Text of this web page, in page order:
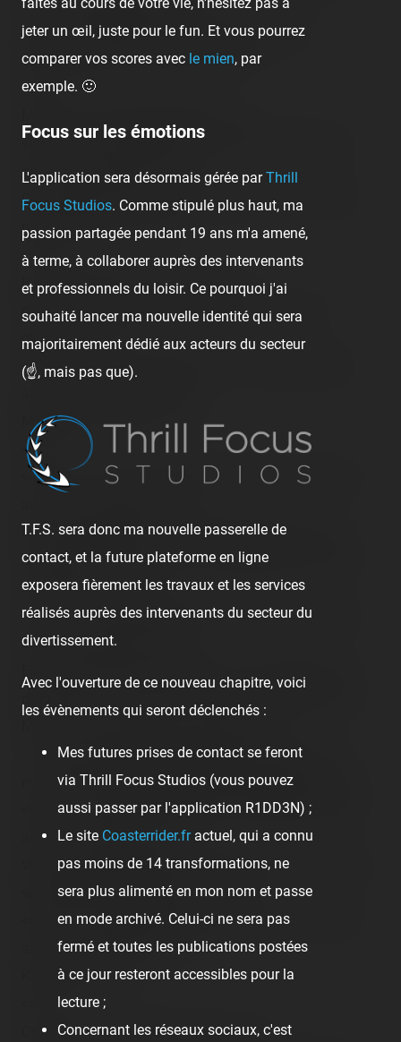
alt="" class="photo-tr"><br />
Suite, les classiques auto-tamponneuses, sans
sensations pour moi donc hein…<br />
<br />
alt="" class="photo-tr"><br />
Cette personne n'est pas n'importe qui, voici en face, le
maire de Cergy (…) !<br />
<br />
Bref, continuons : le <span class="tr-
noms">Flipper</span>, qui n'avait pas trouvé ses
clients… :<br />
<img src="/content/trip-reports/1162681200/(9).jpg"
Même pô vu en action…<br />
<br />
<img src="/content/trip-reports/1162681200/(10).jpg"
Nouveau cette année, un simple toboggan, haut, qui
m'avait intrigué, mais bon, je m'attendais à mieux. Pas
interessé… <br /><br />
<img src="/content/trip-reports/1162681200/(11).jpg"
alt="" class="photo-tr"><br />
… tout comme la Haunted Mansion de foire, avec un
nouveau décor audio-animatronique cette année :<br />
<img src="/content/trip-reports/1162681200/(12).jpg"
alt="" class="photo-tr"><br />
Vidéo en action après (vidéo déconseillée pour les âmes
sensibles honnêtement). <br /><br />
<img src="/content/trip-reports/1162681200/(13).jpg"
alt="" class="photo-tr"><br />
Kiddie rides ! <br />
On passe à ma machine favorite ! :<br />
jeter un œil, juste pour le fun. Et vous pourrez
comparer vos scores avec le mien, par
exemple. 🙂
Focus sur les émotions
L'application sera désormais gérée parThrill
Focus Studios. Comme stipulé plus haut, ma
passion partagée pendant 19 ans m'a amené,
à terme, à collaborer auprès des intervenants
et professionnels du loisir. Ce pourquoi j'ai
souhaité lancer ma nouvelle identité qui sera
majoritairement dédié aux acteurs du secteur
(☝️, mais pas que).
T.F.S. sera donc ma nouvelle passerelle de
contact, et la future plateforme en ligne
exposera fièrement les travaux et les services
réalisés auprès des intervenants du secteur du
divertissement.
Avec l'ouverture de ce nouveau chapitre, voici
les évènements qui seront déclenchés :
Mes futures prises de contact se feront
via Thrill Focus Studios (vous pouvez
aussi passer par l'application R1DD3N) ;
Le site Coasterrider.fractuel, qui a connu
pas moins de 14 transformations, ne
sera plus alimenté en mon nom et passe
en mode archivé. Celui-ci ne sera pas
fermé et toutes les publications postées
à ce jour resteront accessibles pour la
lecture ;
Concernant les réseaux sociaux, c'est